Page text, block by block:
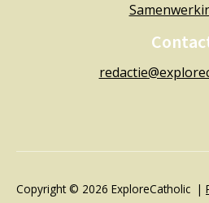
Copyright © 2026 ExploreCatholic |